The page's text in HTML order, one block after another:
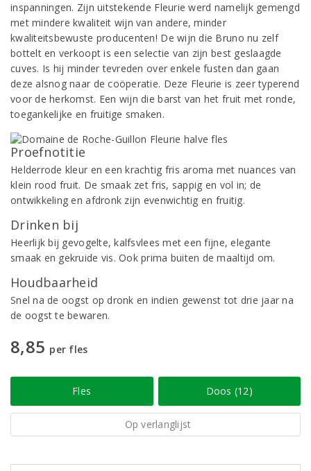
inspanningen. Zijn uitstekende Fleurie werd namelijk gemengd
met mindere kwaliteit wijn van andere, minder
kwaliteitsbewuste producenten! De wijn die Bruno nu zelf
bottelt en verkoopt is een selectie van zijn best geslaagde
cuves. Is hij minder tevreden over enkele fusten dan gaan
deze alsnog naar de coöperatie. Deze Fleurie is zeer typerend
voor de herkomst. Een wijn die barst van het fruit met ronde,
toegankelijke en fruitige smaken.
Proefnotitie
Helderrode kleur en een krachtig fris aroma met nuances van
klein rood fruit. De smaak zet fris, sappig en vol in; de
ontwikkeling en afdronk zijn evenwichtig en fruitig.
Drinken bij
Heerlijk bij gevogelte, kalfsvlees met een fijne, elegante
smaak en gekruide vis. Ook prima buiten de maaltijd om.
Houdbaarheid
Snel na de oogst op dronk en indien gewenst tot drie jaar na
de oogst te bewaren.
8,85 per fles
Fles Doos (12)
Op verlanglijst